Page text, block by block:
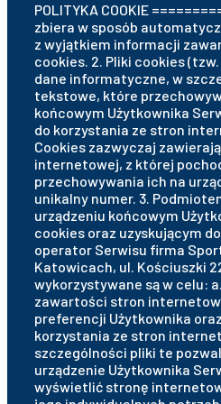
POLITYKA COOKIE
zbiera w sposób
z wyjątkiem informacji
cookies. 2. Pliki cookies
dane informatyczne, w
tekstowe, które
końcowym Użytkownika
do korzystania ze stron
Cookies zazwyczaj
internetowej, z której
przechowywania ich na
unikalny numer. 3.
urządzeniu końcowym
cookies oraz uzyskującym
operator Serwisu firma
Katowicach, ul. Kościuszki
wykorzystywane są w celu:
zawartości stron
preferencji Użytkownika
korzystania ze stron
szczególności pliki te
urządzenie Użytkownika
wyświetlić stronę